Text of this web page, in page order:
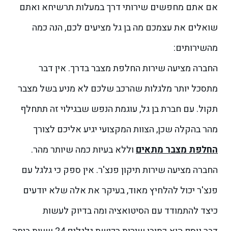
אם אתם מחפשים שירותי דרך במעלות תרשיחא ואתם
שואלים את עצמכם מה בן גל מציעים לכם, הנה כמה
מהשירותים:
החברה מציעה שירות החלפת מצבר בדרך. אין דבר
מתסכל יותר מלגלות שהרכב שלכם לא מניע בשל מצבר
תקול. עם חברתבן גל, עוגמת הנפש שבגילוי זה תתחלף
מהר בהקלה שכן, הצוות המקצועי יגיע אליכם לצורך
החלפת מצבר מתאיםוללא בעיות כמה שיותר מהר.
החברה מציעה שירותתיקון פנצ'ר. אין ספק כי גלגל עם
פנצ'ר יכול להלחיץ מאוד, בעיקר את אלה שלא יודעים
כיצד להתמודד עם הסיטואציה ומה בדיוק לעשות